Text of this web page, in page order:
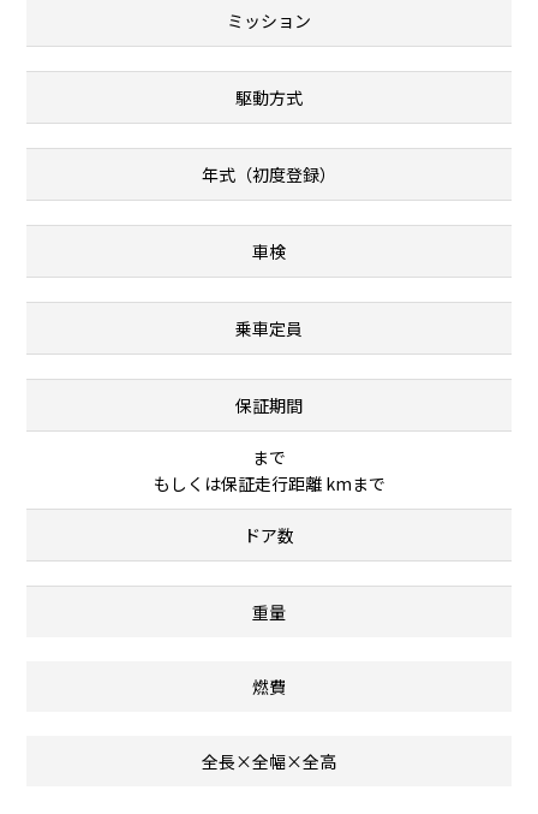
ミッション
駆動方式
年式（初度登録）
車検
乗車定員
保証期間
まで
もしくは保証走行距離 kmまで
ドア数
重量
燃費
全長×全幅×全高